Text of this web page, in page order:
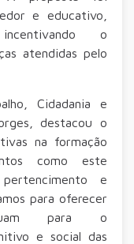
e educativo,
o
atendidas pelo
Cidadania e
destacou o
na formação
como este
e
para oferecer
para o
e social das